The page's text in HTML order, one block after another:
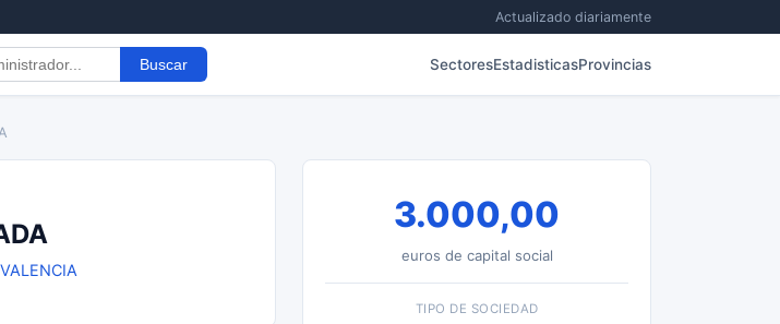
Actualizado diariamente
Buscar SectoresEstadisticasProvincias
VALENCIA
3.000,00
euros de capital social
TIPO DE SOCIEDAD